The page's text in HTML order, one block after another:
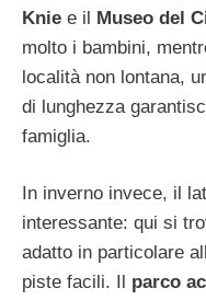
Knie e il Museo del
molto i bambini,
località non lontana,
di lunghezza
famiglia.
In inverno invece, il
interessante: qui si
adatto in particolare
piste facili. Il parco